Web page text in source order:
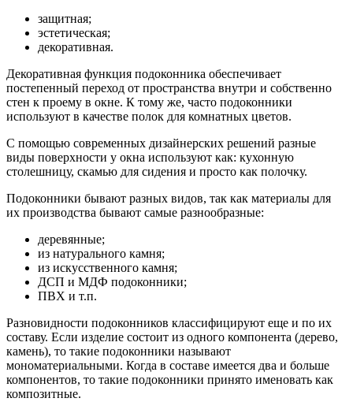
защитная;
эстетическая;
декоративная.
Декоративная функция подоконника обеспечивает
постепенный переход от пространства внутри и собственно
стен к проему в окне. К тому же, часто подоконники
используют в качестве полок для комнатных цветов.
С помощью современных дизайнерских решений разные
виды поверхности у окна используют как: кухонную
столешницу, скамью для сидения и просто как полочку.
Подоконники бывают разных видов, так как материалы для
их производства бывают самые разнообразные:
деревянные;
из натурального камня;
из искусственного камня;
ДСП и МДФ подоконники;
ПВХ и т.п.
Разновидности подоконников классифицируют еще и по их
составу. Если изделие состоит из одного компонента (дерево,
камень), то такие подоконники называют
мономатериальными. Когда в составе имеется два и больше
компонентов, то такие подоконники принято именовать как
композитные.